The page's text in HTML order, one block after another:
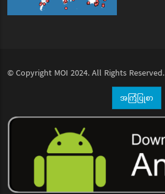
© Copyright MOI 2024. All Rights Reserved.
အကြံပြုစာ